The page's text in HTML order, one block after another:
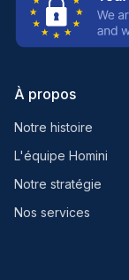
À propos
Notre histoire
L'équipe Homini
Notre stratégie
Nos services